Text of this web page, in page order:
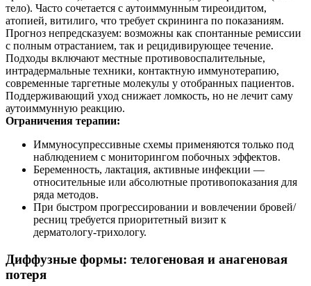
тело). Часто сочетается с аутоиммунным тиреоидитом,
атопией, витилиго, что требует скрининга по показаниям.
Прогноз непредсказуем: возможны как спонтанные ремиссии
с полным отрастанием, так и рецидивирующее течение.
Подходы включают местные противовоспалительные,
интрадермальные техники, контактную иммунотерапию,
современные таргетные молекулы у отобранных пациентов.
Поддерживающий уход снижает ломкость, но не лечит саму
аутоиммунную реакцию.
Ограничения терапии:
Иммуносупрессивные схемы применяются только под
наблюдением с мониторингом побочных эффектов.
Беременность, лактация, активные инфекции —
относительные или абсолютные противопоказания для
ряда методов.
При быстром прогрессировании и вовлечении бровей/
ресниц требуется приоритетный визит к
дерматологу‑трихологу.
Диффузные формы: телогеновая и анагеновая
потеря